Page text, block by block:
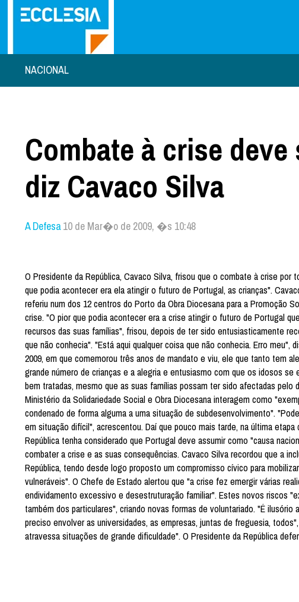
NACIONAL
Combate à crise
diz Cavaco Silva
A Defesa10 de Mar�o de 2009, �s 10:48
O Presidente da República, Cavaco Silva, frisou que o combate à crise
que podia acontecer era ela atingir o futuro de Portugal, as crianças".
referiu num dos 12 centros do Porto da Obra Diocesana para a Promoção
crise. "O pior que podia acontecer era a crise atingir o futuro de Portugal
recursos das suas famílias", frisou, depois de ter sido entusiasticamente
que não conhecia". "Está aqui qualquer coisa que não conhecia. Erro
2009, em que comemorou três anos de mandato e viu, ele que tanto tem
grande número de crianças e a alegria e entusiasmo com que os idosos
bem tratadas, mesmo que as suas famílias possam ter sido afectadas
Ministério da Solidariedade Social e Obra Diocesana interagem como
condenado de forma alguma a uma situação de subdesenvolvimento".
em situação difícil", acrescentou. Daí que pouco mais tarde, na última
República tenha considerado que Portugal deve assumir como "causa
combater a crise e as suas consequências. Cavaco Silva recordou que a
República, tendo desde logo proposto um compromisso cívico para
vulneráveis". O Chefe de Estado alertou que "a crise fez emergir várias
endividamento excessivo e desestruturação familiar". Estes novos riscos
também dos particulares", criando novas formas de voluntariado. "É
preciso envolver as universidades, as empresas, juntas de freguesia,
atravessa situações de grande dificuldade". O Presidente da República